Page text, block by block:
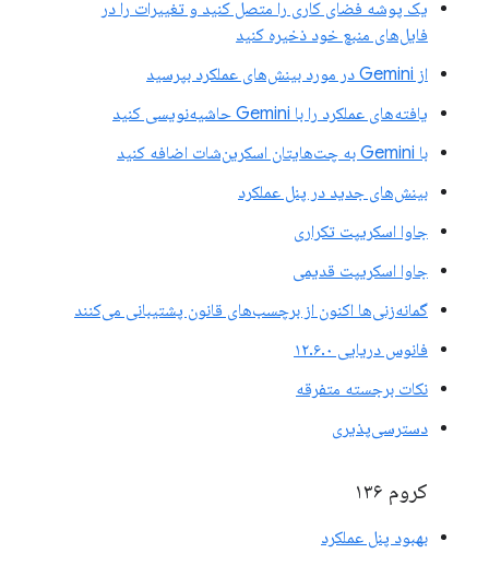
یک پوشه فضای کاری را متصل کنید و تغییرات را در
فایل‌های منبع خود ذخیره کنید
از Gemini در مورد بینش‌های عملکرد بپرسید
یافته‌های عملکرد را با Gemini حاشیه‌نویسی کنید
با Gemini به چت‌هایتان اسکرین‌شات اضافه کنید
بینش‌های جدید در پنل عملکرد
جاوا اسکریپت تکراری
جاوا اسکریپت قدیمی
گمانه‌زنی‌ها اکنون از برچسب‌های قانون پشتیبانی می‌کنند
فانوس دریایی ۱۲.۶.۰
نکات برجسته متفرقه
دسترسی‌پذیری
کروم ۱۳۶
بهبود پنل عملکرد